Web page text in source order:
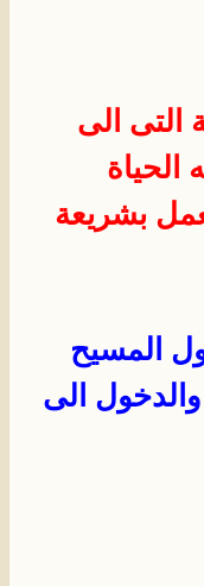
التى الى
الحياة
بشريعة
المسيح
والدخول الى